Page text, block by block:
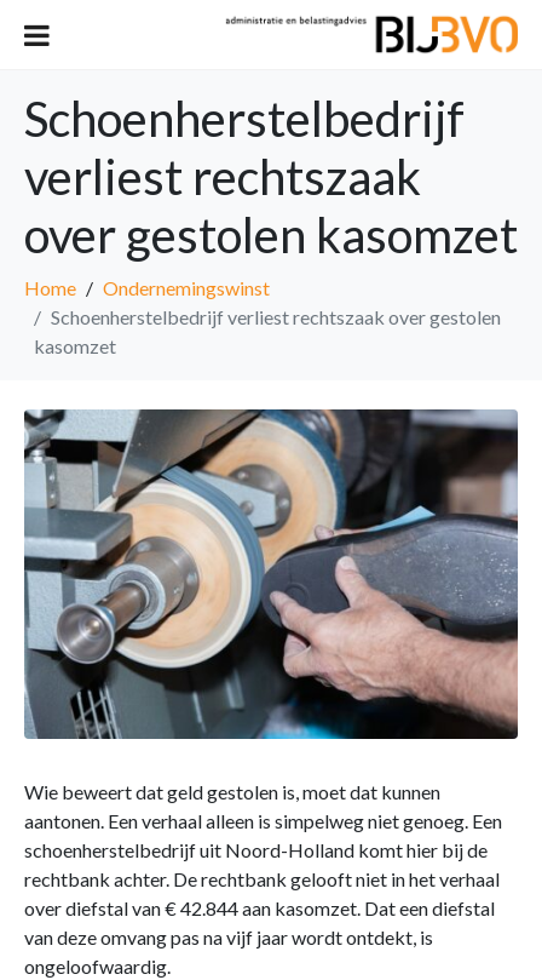
Schoenherstelbedrijf
verliest rechtszaak
over gestolen kasomzet
Home
Ondernemingswinst
Schoenherstelbedrijf verliest rechtszaak over gestolen
kasomzet
Wie beweert dat geld gestolen is, moet dat kunnen
aantonen. Een verhaal alleen is simpelweg niet genoeg. Een
schoenherstelbedrijf uit Noord-Holland komt hier bij de
rechtbank achter. De rechtbank gelooft niet in het verhaal
over diefstal van € 42.844 aan kasomzet. Dat een diefstal
van deze omvang pas na vijf jaar wordt ontdekt, is
ongeloofwaardig.